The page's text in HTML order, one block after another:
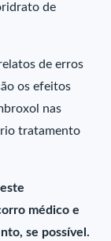
de
de erros
os efeitos
nas
tratamento
médico e
se possível.